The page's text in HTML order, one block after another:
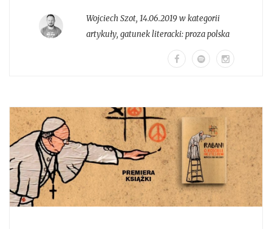
Wojciech Szot, 14.06.2019 w kategorii
artykuły, gatunek literacki:proza polska